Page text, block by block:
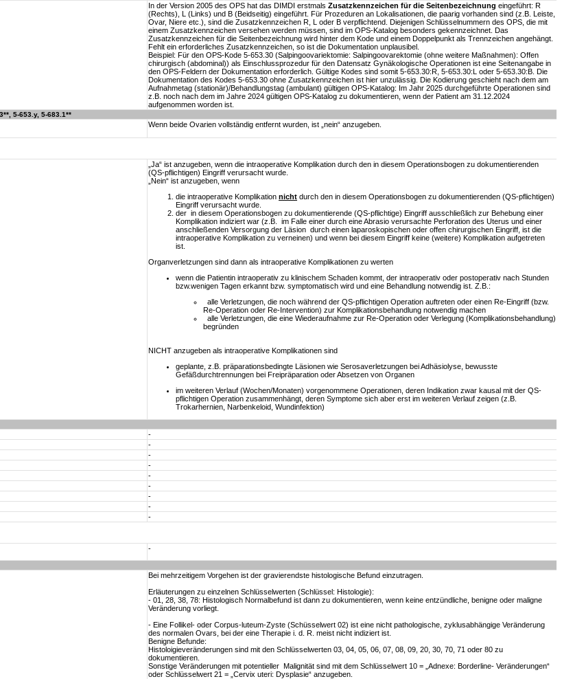
In der Version 2005 des OPS hat das DIMDI erstmals Zusatzkennzeichen für die Seitenbezeichnung eingeführt: R
(Rechts), L (Links) und B (Beidseitig) eingeführt. Für Prozeduren an Lokalisationen, die paarig vorhanden sind (z.B. Leiste,
Ovar, Niere etc.), sind die Zusatzkennzeichen R, L oder B verpflichtend. Diejenigen Schlüsselnummern des OPS, die mit
einem Zusatzkennzeichen versehen werden müssen, sind im OPS-Katalog besonders gekennzeichnet. Das
Zusatzkennzeichen für die Seitenbezeichnung wird hinter dem Kode und einem Doppelpunkt als Trennzeichen angehängt.
Fehlt ein erforderliches Zusatzkennzeichen, so ist die Dokumentation unplausibel.
Beispiel: Für den OPS-Kode 5-653.30 (Salpingoovariektomie: Salpingoovarektomie (ohne weitere Maßnahmen): Offen
chirurgisch (abdominal)) als Einschlussprozedur für den Datensatz Gynäkologische Operationen ist eine Seitenangabe in
den OPS-Feldern der Dokumentation erforderlich. Gültige Kodes sind somit 5-653.30:R, 5-653.30:L oder 5-653.30:B. Die
Dokumentation des Kodes 5-653.30 ohne Zusatzkennzeichen ist hier unzulässig. Die Kodierung geschieht nach dem am
Aufnahmetag (stationär)/Behandlungstag (ambulant) gültigen OPS-Katalog: Im Jahr 2025 durchgeführte Operationen sind
z.B. noch nach dem im Jahre 2024 gültigen OPS-Katalog zu dokumentieren, wenn der Patient am 31.12.2024
aufgenommen worden ist.
5-653.y, 5-683.1**
Wenn beide Ovarien vollständig entfernt wurden, ist „nein“ anzugeben.
„Ja“ ist anzugeben, wenn die intraoperative Komplikation durch den in diesem Operationsbogen zu dokumentierenden
(QS-pflichtigen) Eingriff verursacht wurde.
„Nein“ ist anzugeben, wenn
die intraoperative Komplikation nicht durch den in diesem Operationsbogen zu dokumentierenden (QS-pflichtigen)
Eingriff verursacht wurde.
der in diesem Operationsbogen zu dokumentierende (QS-pflichtige) Eingriff ausschließlich zur Behebung einer
Komplikation indiziert war (z.B. im Falle einer durch eine Abrasio verursachte Perforation des Uterus und einer
anschließenden Versorgung der Läsion durch einen laparoskopischen oder offen chirurgischen Eingriff, ist die
intraoperative Komplikation zu verneinen) und wenn bei diesem Eingriff keine (weitere) Komplikation aufgetreten
ist.
Organverletzungen sind dann als intraoperative Komplikationen zu werten
wenn die Patientin intraoperativ zu klinischem Schaden kommt, der intraoperativ oder postoperativ nach Stunden
bzw.wenigen Tagen erkannt bzw. symptomatisch wird und eine Behandlung notwendig ist. Z.B.:
alle Verletzungen, die noch während der QS-pflichtigen Operation auftreten oder einen Re-Eingriff (bzw.
Re-Operation oder Re-Intervention) zur Komplikationsbehandlung notwendig machen
alle Verletzungen, die eine Wiederaufnahme zur Re-Operation oder Verlegung (Komplikationsbehandlung)
begründen
NICHT anzugeben als intraoperative Komplikationen sind
geplante, z.B. präparationsbedingte Läsionen wie Serosaverletzungen bei Adhäsiolyse, bewusste
Gefäßdurchtrennungen bei Freipräparation oder Absetzen von Organen
im weiteren Verlauf (Wochen/Monaten) vorgenommene Operationen, deren Indikation zwar kausal mit der QS-
pflichtigen Operation zusammenhängt, deren Symptome sich aber erst im weiteren Verlauf zeigen (z.B.
Trokarhernien, Narbenkeloid, Wundinfektion)
-
-
-
-
-
-
-
-
-
-
Bei mehrzeitigem Vorgehen ist der gravierendste histologische Befund einzutragen.
Erläuterungen zu einzelnen Schlüsselwerten (Schlüssel: Histologie):
- 01, 28, 38, 78: Histologisch Normalbefund ist dann zu dokumentieren, wenn keine entzündliche, benigne oder maligne
Veränderung vorliegt.
- Eine Follikel- oder Corpus-luteum-Zyste (Schüsselwert 02) ist eine nicht pathologische, zyklusabhängige Veränderung
des normalen Ovars, bei der eine Therapie i. d. R. meist nicht indiziert ist.
Benigne Befunde:
Histoloigieveränderungen sind mit den Schlüsselwerten 03, 04, 05, 06, 07, 08, 09, 20, 30, 70, 71 oder 80 zu
dokumentieren.
Sonstige Veränderungen mit potentieller Malignität sind mit dem Schlüsselwert 10 = „Adnexe: Borderline- Veränderungen“
oder Schlüsselwert 21 = „Cervix uteri: Dysplasie“ anzugeben.